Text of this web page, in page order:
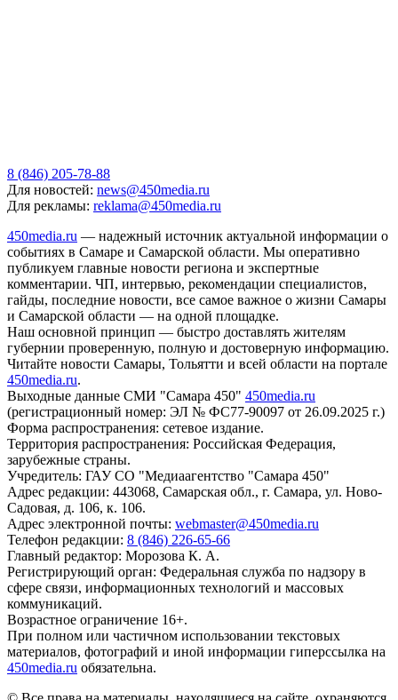
8 (846) 205-78-88
Для новостей: news@450media.ru
Для рекламы: reklama@450media.ru
450media.ru — надежный источник актуальной информации о
событиях в Самаре и Самарской области. Мы оперативно
публикуем главные новости региона и экспертные
комментарии. ЧП, интервью, рекомендации специалистов,
гайды, последние новости, все самое важное о жизни Самары
и Самарской области — на одной площадке.
Наш основной принцип — быстро доставлять жителям
губернии проверенную, полную и достоверную информацию.
Читайте новости Самары, Тольятти и всей области на портале
450media.ru.
Выходные данные СМИ "Самара 450" 450media.ru
(регистрационный номер: ЭЛ № ФС77-90097 от 26.09.2025 г.)
Форма распространения: сетевое издание.
Территория распространения: Российская Федерация,
зарубежные страны.
Учредитель: ГАУ СО "Медиаагентство "Самара 450"
Адрес редакции: 443068, Самарская обл., г. Самара, ул. Ново-
Садовая, д. 106, к. 106.
Адрес электронной почты: webmaster@450media.ru
Телефон редакции: 8 (846) 226-65-66
Главный редактор: Морозова К. А.
Регистрирующий орган: Федеральная служба по надзору в
сфере связи, информационных технологий и массовых
коммуникаций.
Возрастное ограничение 16+.
При полном или частичном использовании текстовых
материалов, фотографий и иной информации гиперссылка на
450media.ru обязательна.